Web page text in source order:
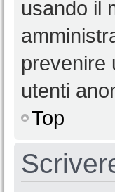
usando il
prevenire
utenti
Top